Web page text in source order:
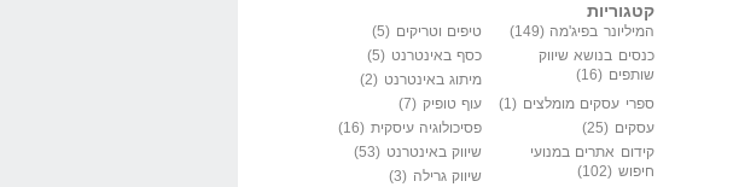
קטגוריות
המיליונר בפיג'מה (149) טיפים וטריקים (5)
כנסים בנושא שיווק
שותפים (16)
כסף באינטרנט (5)
מיתוג באינטרנט (2)
ספרי עסקים מומלצים (1) עוף טופיק (7)
עסקים (25) פסיכולוגיה עיסקית (16)
קידום אתרים במנועי
חיפוש (102)
שיווק באינטרנט (53)
שיווק גרילה (3)